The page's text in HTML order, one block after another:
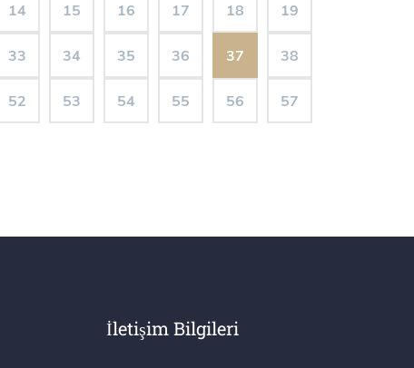
14 15 16 17 18 19
33 34 35 36 37 38
52 53 54 55 56 57
İletişim Bilgileri